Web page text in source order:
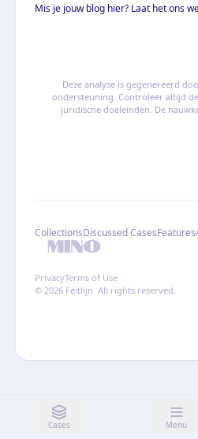
Cases Menu
Mis je jouw blog hier? Laat het ons
Deze analyse is gegenereerd
ondersteuning. Controleer altijd
juridische doeleinden. De
CollectionsDiscussed CasesFeatures
PrivacyTerms of Use
© 2026 Feitlijn. All rights reserved.